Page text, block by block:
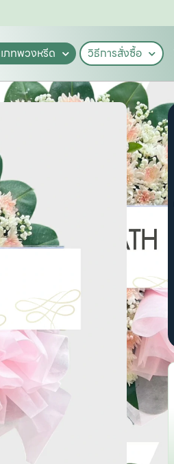
ภทพวงหรีด วิธีการสั่งซื้อ